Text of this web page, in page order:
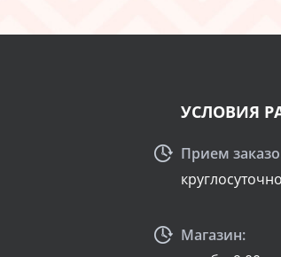
УСЛОВИЯ
Прием
круглосуточно
Магазин: